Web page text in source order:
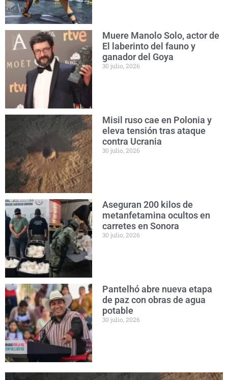
Muere Manolo Solo, actor de
El laberinto del fauno y
ganador del Goya
30 julio, 2026
Misil ruso cae en Polonia y
eleva tensión tras ataque
contra Ucrania
30 julio, 2026
Aseguran 200 kilos de
metanfetamina ocultos en
carretes en Sonora
30 julio, 2026
Pantelhó abre nueva etapa
de paz con obras de agua
potable
30 julio, 2026